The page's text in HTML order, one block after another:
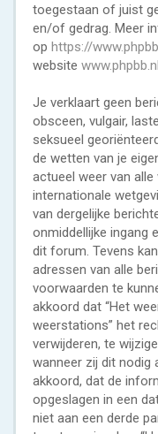
toegestaan of juist
en/of gedrag. Meer
op https://
website www.phpbb.nl
Je verklaart geen
obsceen, vulgair,
seksueel
de wetten van je
actueel weer van
internationale
van dergelijke
onmiddellijke ingang
dit forum. Tevens
adressen van alle
voorwaarden te
akkoord dat “Het
weerstations” het
verwijderen, te
wanneer zij dit nodig
akkoord, dat de
opgeslagen in een
niet aan een derde